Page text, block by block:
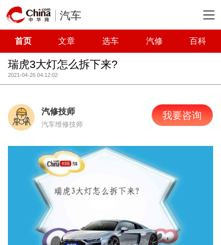
汽车
首页 文章 选车 汽修 百科
瑞虎3大灯怎么拆下来?
2021-04-26 04:12:02
汽修技师
汽车维修技师
我要咨询